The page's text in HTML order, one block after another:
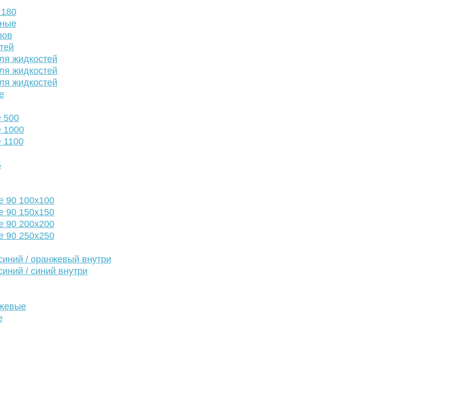
жидкостей
жидкостей
жидкостей
500
1000
1100
90 100х100
90 150х150
90 200х200
90 250х250
/ оранжевый внутри
/ синий внутри